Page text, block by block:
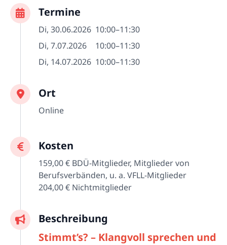
Termine
Di, 30.06.2026 10:00–11:30
Di, 7.07.2026
10:00–11:30
Di, 14.07.2026 10:00–11:30
Ort
Online
Kosten
159,00 € BDÜ-Mitglieder, Mitglieder von
Berufsverbänden, u. a. VFLL-Mitglieder
204,00 € Nichtmitglieder
Beschreibung
Stimmt’s? – Klangvoll sprechen und